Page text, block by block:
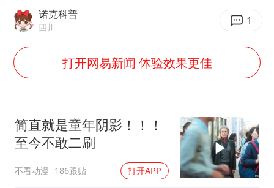
36岁男演员成景区NPC后人气爆棚
几元成本的AI广告导致千万市值蒸发
梁家辉：到内地拍戏不是北上是回归
郑丽文：台湾从来没有“独立”过
茅台部分直营店飞天茅台提价
诺克科普
四川 1
打开网易新闻 体验效果更佳
简直就是童年阴影！！！
至今不敢二刷
不看动漫 186跟贴 打开APP